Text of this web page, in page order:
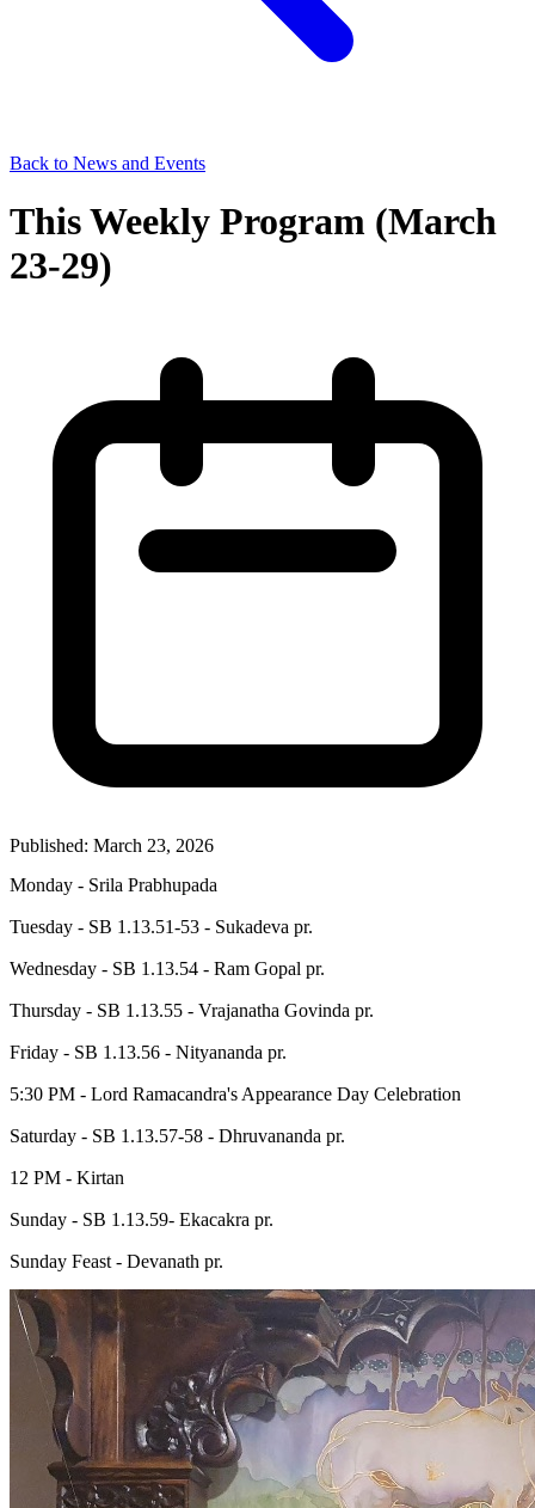
Back to News and Events
This Weekly Program (March
23-29)
Published: March 23, 2026
Monday - Srila Prabhupada
Tuesday - SB 1.13.51-53 - Sukadeva pr.
Wednesday - SB 1.13.54 - Ram Gopal pr.
Thursday - SB 1.13.55 - Vrajanatha Govinda pr.
Friday - SB 1.13.56 - Nityananda pr.
5:30 PM - Lord Ramacandra's Appearance Day Celebration
Saturday - SB 1.13.57-58 - Dhruvananda pr.
12 PM - Kirtan
Sunday - SB 1.13.59- Ekacakra pr.
Sunday Feast - Devanath pr.